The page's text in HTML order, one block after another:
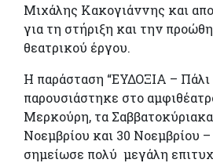
Μιχάλης Κακογιάννης και
για τη στήριξη και την
θεατρικού έργου.
Η παράσταση “ΕΥΔΟΞΙΑ – Πάλι
παρουσιάστηκε στο
Μερκούρη, τα
Νοεμβρίου και 30 Νοεμβρίου
σημείωσε πολύ μεγάλη